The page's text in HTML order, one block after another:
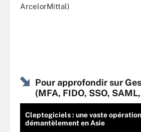
ArcelorMittal)
Pour approfondir sur
(MFA, FIDO, SSO,
Cleptogiciels : une vaste
démantèlement en Asie